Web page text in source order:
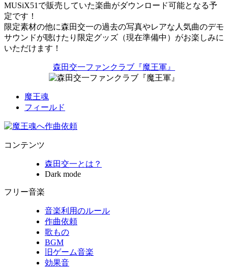
MUSiX51で販売していた楽曲がダウンロード可能となる予
定です！
限定素材の他に森田交一の過去の写真やレアな人気曲のデモ
サウンドが聴けたり限定グッズ（現在準備中）がお楽しみに
いただけます！
森田交一ファンクラブ『魔王軍』
魔王魂
フィールド
コンテンツ
森田交一とは？
Dark mode
フリー音楽
音楽利用のルール
作曲依頼
歌もの
BGM
旧ゲーム音楽
効果音